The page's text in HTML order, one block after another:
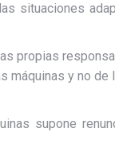
situaciones
propias
y no
supone